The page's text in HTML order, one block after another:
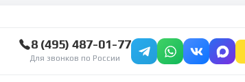
8 (495) 487-01-77
Для звонков по России